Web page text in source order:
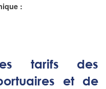
:
tarifs des
et de